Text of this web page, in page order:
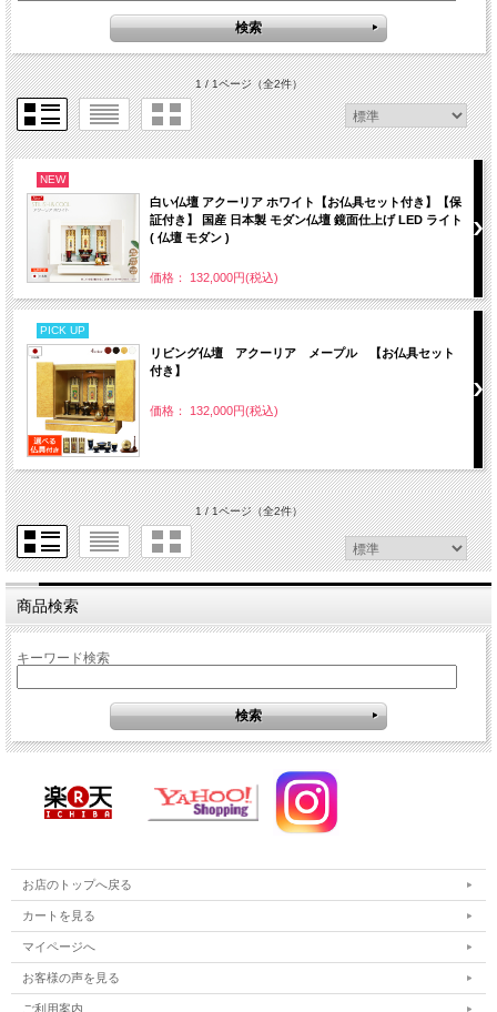
1 / 1ページ（全2件）
NEW
白い仏壇 アクーリア ホワイト【お仏具セット付き】【保
証付き】 国産 日本製 モダン仏壇 鏡面仕上げ LED ライト
( 仏壇 モダン )
価格： 132,000円(税込)
PICK UP
リビング仏壇 アクーリア メープル 【お仏具セット
付き】
価格： 132,000円(税込)
1 / 1ページ（全2件）
商品検索
キーワード検索
お店のトップへ戻る
カートを見る
マイページへ
お客様の声を見る
ご利用案内